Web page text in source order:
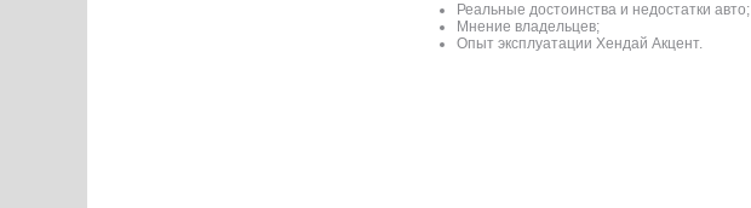
Реальные достоинства и недостатки авто;
Мнение владельцев;
Опыт эксплуатации Хендай Акцент.